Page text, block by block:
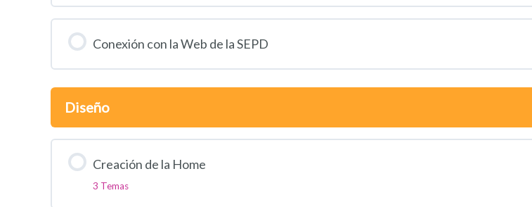
Conexión con la Web de la SEPD
Diseño
Creación de la Home
3 Temas